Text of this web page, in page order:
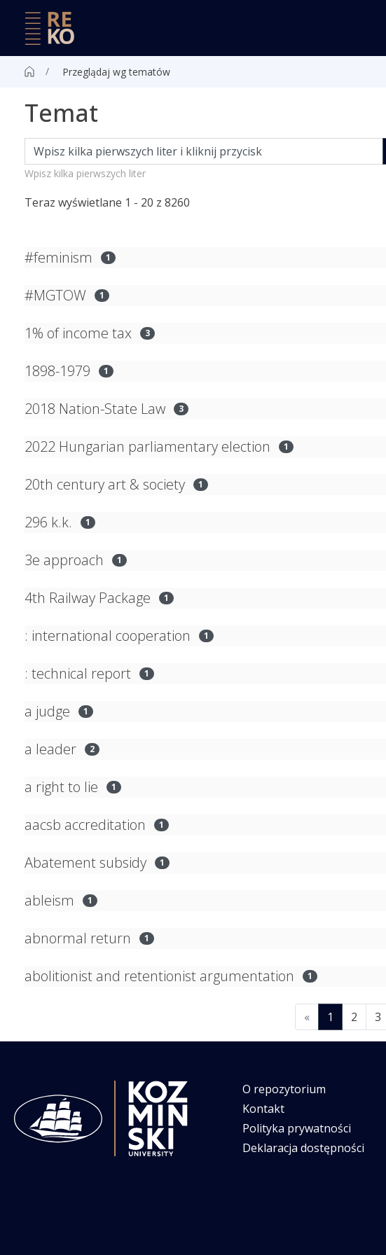
Przeglądaj wg tematów
Temat
Wpisz kilka pierwszych liter
Teraz wyświetlane 1 - 20 z 8260
#feminism 1
#MGTOW 1
1% of income tax 3
1898-1979 1
2018 Nation-State Law 3
2022 Hungarian parliamentary election 1
20th century art & society 1
296 k.k. 1
3e approach 1
4th Railway Package 1
: international cooperation 1
: technical report 1
a judge 1
a leader 2
a right to lie 1
aacsb accreditation 1
Abatement subsidy 1
ableism 1
abnormal return 1
abolitionist and retentionist argumentation 1
« 1 (current)
2 3
O repozytorium
Kontakt
Polityka prywatności
Deklaracja dostępności